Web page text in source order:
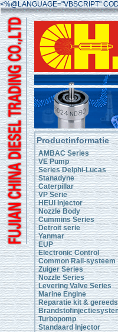
<%@LANGUAGE="VBSCRIPT"
Productinformatie
AMBAC Series
VE Pump
Series Delphi-Lucas
Stanadyne
Caterpillar
VP Serie
HEUI Injector
Nozzle Body
Cummins Series
Detroit serie
Yanmar
EUP
Electronic Control
Common Rail-systeem
Zuiger Series
Nozzle Series
Levering Valve Series
Marine Engine
Reparatie kit &
Turbopomp
Standaard Injector